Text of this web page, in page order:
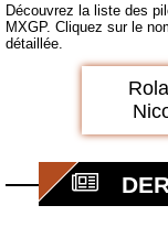
Découvrez la liste des
MXGP. Cliquez sur le
détaillée.